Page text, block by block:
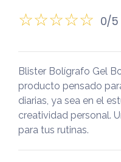
0/5
Blister Bolígrafo Gel
producto pensado
diarias, ya sea en el
creatividad personal.
para tus rutinas.